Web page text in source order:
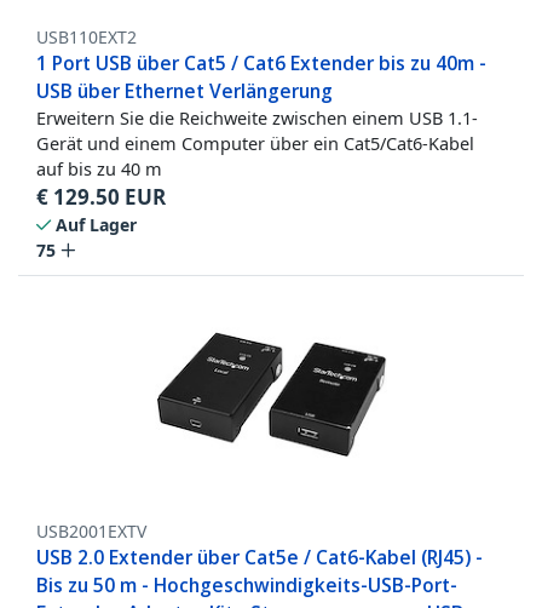
USB110EXT2
1 Port USB über Cat5 / Cat6 Extender bis zu 40m -
USB über Ethernet Verlängerung
Erweitern Sie die Reichweite zwischen einem USB 1.1-
Gerät und einem Computer über ein Cat5/Cat6-Kabel
auf bis zu 40 m
€ 129.50 EUR
Auf Lager
75
USB2001EXTV
USB 2.0 Extender über Cat5e / Cat6-Kabel (RJ45) -
Bis zu 50 m - Hochgeschwindigkeits-USB-Port-